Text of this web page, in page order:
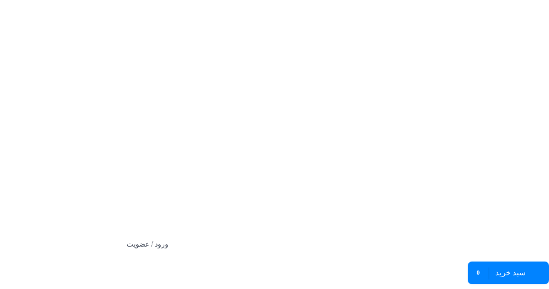
ورود / عضویت
سبد خرید 0